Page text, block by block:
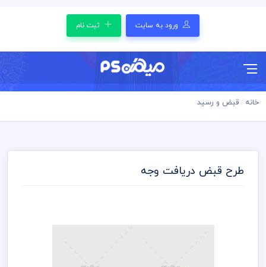
ورود به سایت ثبت نام
خانه قبض و رسید
طرح قبض دریافت وجه